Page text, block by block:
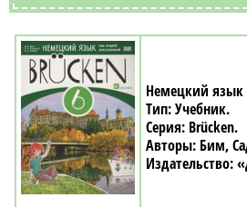
Немецкий язык
Учебник
Brücken
Бим,